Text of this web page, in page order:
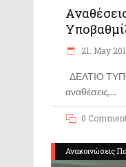
21. May
ΔΕΛΤΙΟ
αναθέσεις,
0
Ανακοινώσεις